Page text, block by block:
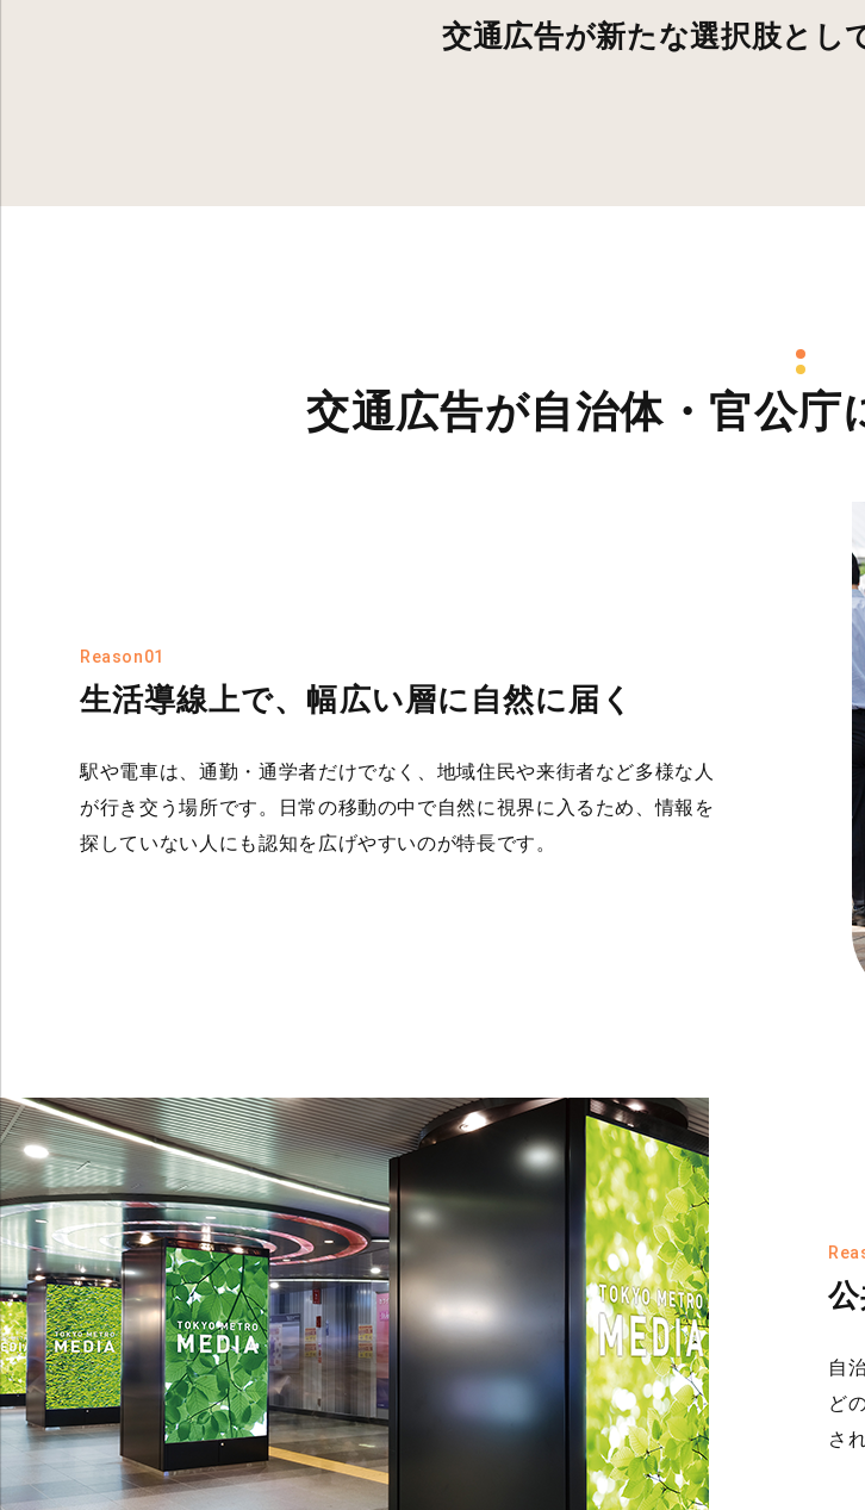
交通広告が新たな選択肢とし
交通広告が自治体・官公庁
Reason01
生活導線上で、幅広い層に自然に届く
駅や電車は、通勤・通学者だけでなく、地域住民や来街者など多様な人
が行き交う場所です。日常の移動の中で自然に視界に入るため、情報を
探していない人にも認知を広げやすいのが特長です。
自
ど
さ